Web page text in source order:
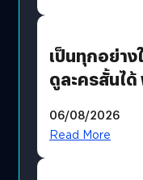
เป็นทุกอย่าง
ดูละครสั้นไ
06/08/2026
Read More